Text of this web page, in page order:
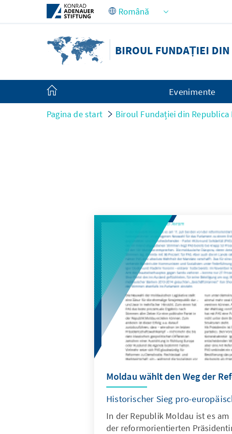
Skip to Main Content
BIROUL FUNDAȚIEI
Evenimente
Pagina de start Biroul Fundației din Republica
Moldau wählt den Weg der
Historischer Sieg pro-
In der Republik Moldau ist es
der reformorientierten